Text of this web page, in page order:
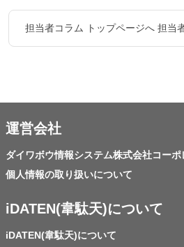
担当者コラム トップページへ 担当
運営会社
ダイワボウ情報システム株式会社コーポ
個人情報の取り扱いについて
iDATEN(韋駄天)について
iDATEN(韋駄天)について